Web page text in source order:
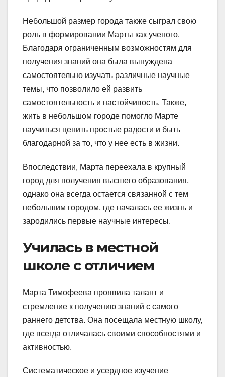
Небольшой размер города также сыграл свою
роль в формировании Марты как ученого.
Благодаря ограниченным возможностям для
получения знаний она была вынуждена
самостоятельно изучать различные научные
темы, что позволило ей развить
самостоятельность и настойчивость. Также,
жить в небольшом городе помогло Марте
научиться ценить простые радости и быть
благодарной за то, что у нее есть в жизни.
Впоследствии, Марта переехала в крупный
город для получения высшего образования,
однако она всегда остается связанной с тем
небольшим городом, где началась ее жизнь и
зародились первые научные интересы.
Училась в местной
школе с отличием
Марта Тимофеева проявила талант и
стремление к получению знаний с самого
раннего детства. Она посещала местную школу,
где всегда отличалась своими способностями и
активностью.
Систематическое и усердное изучение